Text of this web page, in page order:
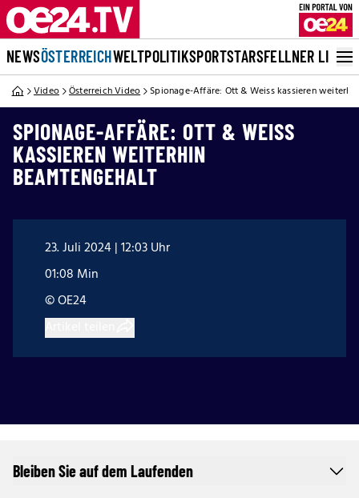
NEWSÖSTERREICHWELTPOLITIKSPORTSTARSFELLNER LIVE
Video Österreich Video Spionage-Affäre: Ott & Weiss kassieren
SPIONAGE-AFFÄRE: OTT & WEISS
KASSIEREN WEITERHIN
BEAMTENGEHALT
23. Juli 2024 | 12:03 Uhr
01:08 Min
© OE24
Bleiben Sie auf dem Laufenden